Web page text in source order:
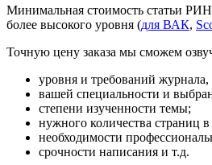
Минимальная стоимость статьи
более высокого уровня (для ВАК,
Точную цену заказа мы сможем
уровня и требований журнала,
вашей специальности и
степени изученности темы;
нужного количества страниц в
необходимости
срочности написания и т.д.